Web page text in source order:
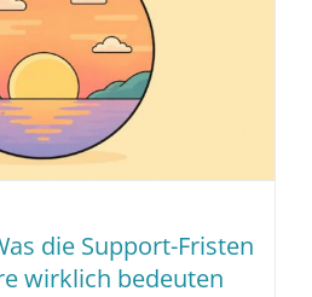
die Support-Fristen
wirklich bedeuten